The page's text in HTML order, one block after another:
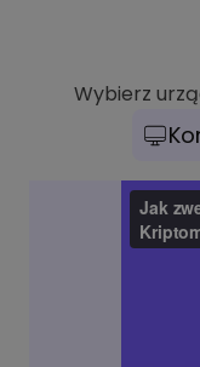
Wybierz